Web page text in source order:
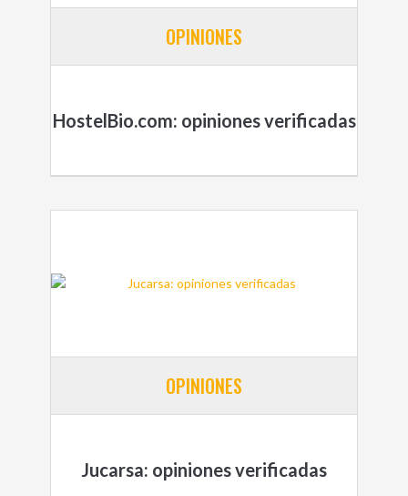
OPINIONES
HostelBio.com: opiniones verificadas
OPINIONES
Jucarsa: opiniones verificadas